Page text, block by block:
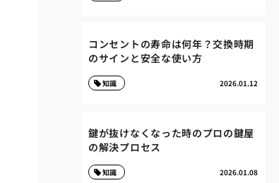
コンセントの寿命は何年？交換時期
のサインと安全な使い方
2026.01.12
知識
鍵が抜けなくなった時のプロの鍵屋
の解決プロセス
2026.01.08
知識